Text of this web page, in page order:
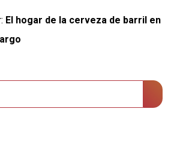
El hogar de la cerveza de barril en